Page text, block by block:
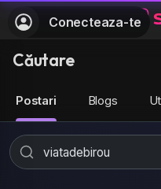
Conecteaza-te
Căutare
Postari Blogs